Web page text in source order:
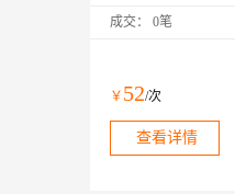
满足企业展示与营销
成交： 0笔
￥ 52/次
查看详情